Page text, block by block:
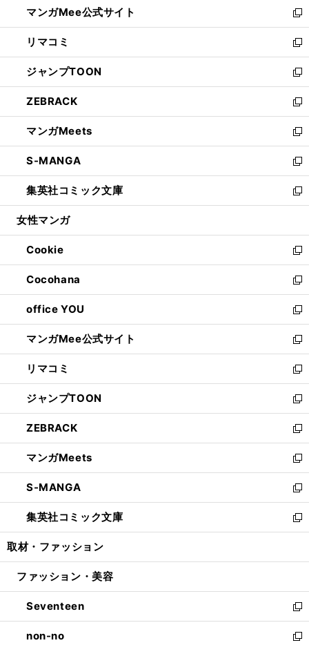
く
ド
ウ
で
開
く
ィ
ン
ド
ウ
で
開
く
い
ウ
ィ
ン
ド
ウ
で
開
く
マンガMee公式サイト
新
し
い
ウ
ィ
ン
ド
ウ
で
開
く
リマコミ
新
し
い
ウ
ィ
ン
ド
ウ
で
開
く
ジャンプTOON
新
し
い
ウ
ィ
ン
ド
ウ
で
開
ZEBRACK
新
し
い
ウ
ィ
ン
ド
ウ
開
く
マンガMeets
新
し
い
ウ
ィ
ン
ウ
で
開
く
S-MANGA
新
し
い
ウ
ン
ド
ウ
で
開
く
集英社コミック文庫
新
し
ウ
ィ
ン
ド
ウ
で
開
く
女性マンガ
Cookie
新
し
い
ウ
ィ
ン
ド
ウ
で
開
く
Cocohana
新
し
い
ウ
ィ
ン
ド
ウ
で
開
く
office YOU
新
し
い
ウ
ィ
ン
ド
ウ
で
開
く
マンガMee公式サイト
新
し
い
ウ
ィ
ン
ド
ウ
で
開
く
リマコミ
新
し
い
ウ
ィ
ン
ド
ウ
で
開
く
ジャンプTOON
新
し
い
ウ
ィ
ン
ド
ウ
で
開
ZEBRACK
新
し
い
ウ
ィ
ン
ド
ウ
開
マンガMeets
新
し
い
ウ
ィ
ン
ウ
開
く
S-MANGA
新
し
い
ウ
ン
ウ
で
開
く
集英社コミック文庫
新
し
ウ
ン
ド
ウ
で
取材・ファッション
ファッション・美容
Seventeen
新
し
い
non-no
新